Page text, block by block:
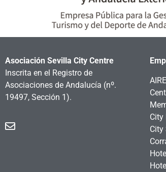
Asociación Sevilla City Centre
Inscrita en el Registro de
Asociaciones de Andalucía (nº.
19497, Sección 1).
City
City